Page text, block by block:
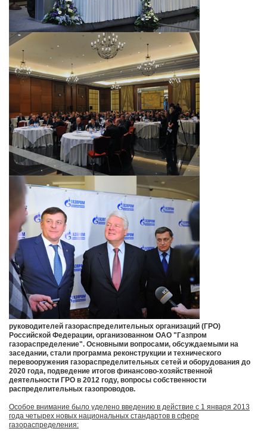
руководителей газораспределительных организаций (ГРО)
Российской Федерации, организованном ОАО "Газпром
газораспределение". Основными вопросами, обсуждаемыми на
заседании, стали программа реконструкции и технического
перевооружения газораспределительных сетей и оборудования до
2020 года, подведение итогов финансово-хозяйственной
деятельности ГРО в 2012 году, вопросы собственности
распределительных газопроводов.
Особое внимание было уделено введению в действие с 1 января 2013
года четырех новых национальных стандартов в сфере
газораспределения: